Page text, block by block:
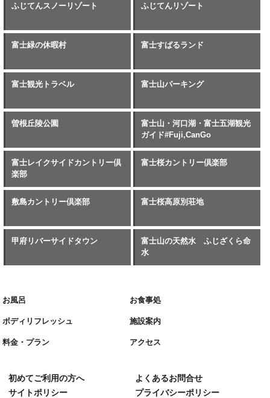
ふじてんスノーリゾート ふじてんリゾート
富士緑の休暇村 富士すばるランド
富士観光トラベル 富士山パーキング
曽根丘陵公園
富士山・河口湖・富士五湖観光
ガイド#Fuji,CanGo
富士レイクサイドカントリー倶
楽部
富士桜カントリー倶楽部
敷島カントリー倶楽部 富士桜高原別荘地
甲府リバーサイドタウン
富士山の天然水 ふじざくら命
水
お風呂 お食事処
ボディリフレッシュ 施設案内
料金・プラン アクセス
初めてご利用の方へ
よくあるお問合せ
サイトポリシー
プライバシーポリシー